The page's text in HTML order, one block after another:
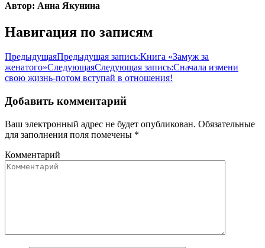
Автор: Анна Якунина
Навигация по записям
ПредыдущаяПредыдущая запись:Книга «Замуж за
женатого»СледующаяСледующая запись:Сначала измени
свою жизнь-потом вступай в отношения!
Добавить комментарий
Ваш электронный адрес не будет опубликован. Обязательные
для заполнения поля помечены *
Комментарий